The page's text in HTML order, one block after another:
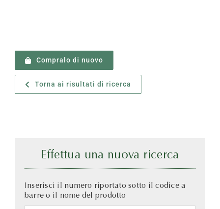
Compralo di nuovo
Torna ai risultati di ricerca
Effettua una nuova ricerca
Inserisci il numero riportato sotto il codice a
barre o il nome del prodotto